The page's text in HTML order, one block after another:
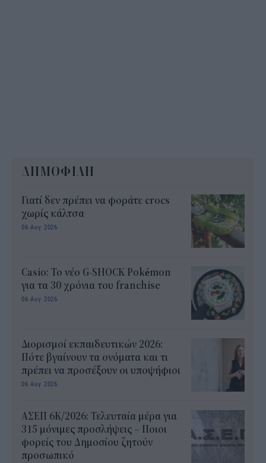
ΔΗΜΟΦΙΛΗ
Γιατί δεν πρέπει να φοράτε crocs
χωρίς κάλτσα
06 Αυγ 2026
Casio: Το νέο G-SHOCK Pokémon
για τα 30 χρόνια του franchise
06 Αυγ 2026
Διορισμοί εκπαιδευτικών 2026:
Πότε βγαίνουν τα ονόματα και τι
πρέπει να προσέξουν οι υποψήφιοι
06 Αυγ 2026
ΑΣΕΠ 6Κ/2026: Τελευταία μέρα για
315 μόνιμες προσλήψεις – Ποιοι
φορείς του Δημοσίου ζητούν
προσωπικό